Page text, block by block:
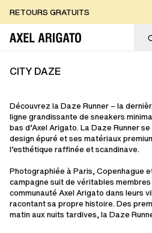
RETOURS GRATUITS
LIVRAISON EXPRESS GRATUITE
CITY DAZE
Découvrez la Daze Runner – la
ligne grandissante de sneakers
bas d’Axel Arigato. La Daze Runner
design épuré et ses matériaux
l’esthétique raffinée et scandinave.
Photographiée à Paris, Copenhague
campagne suit de véritables
communauté Axel Arigato dans leurs
racontant sa propre histoire. Des
matin aux nuits tardives, la Daze